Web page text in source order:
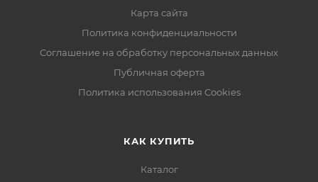
Карта сайта
Политика конфиденциальности
Соглашение на обработку персональных данных
Публичная оферта
Политика использования Cookies
КАК КУПИТЬ
Каталог